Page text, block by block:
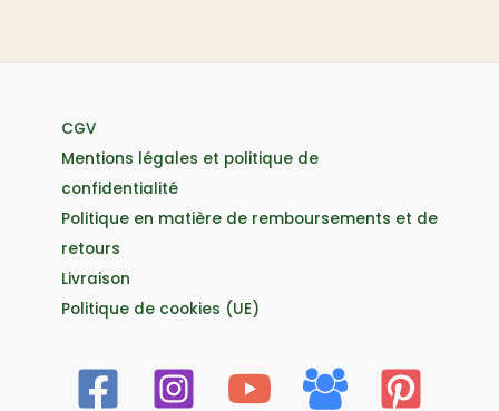
CGV
Mentions légales et politique de
confidentialité
Politique en matière de remboursements et de
retours
Livraison
Politique de cookies (UE)